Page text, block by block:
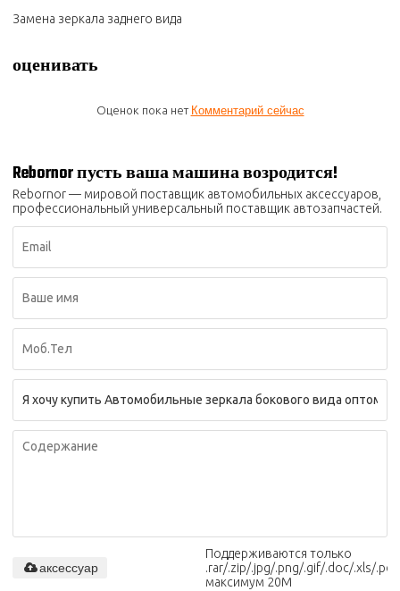
Замена зеркала заднего вида
оценивать
Оценок пока нет Комментарий сейчас
Rebornor пусть ваша машина возродится!
Rebornor — мировой поставщик автомобильных аксессуаров,
профессиональный универсальный поставщик автозапчастей.
Поддерживаются только
.rar/.zip/.jpg/.png/.gif/.doc/.xls/.pdf,
максимум 20M
аксессуар